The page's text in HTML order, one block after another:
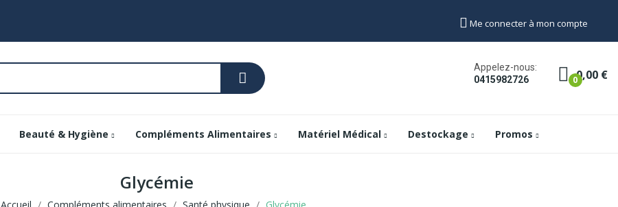
Me connecter à mon compte
Appelez-nous:
0415982726
0,00 €
0
Beauté & Hygiène Compléments Alimentaires Matériel Médical Destockage Promos
Glycémie